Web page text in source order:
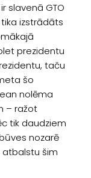
slavenā GTO
izstrādāts
prezidentu
taču
šo
nolēma
– ražot
tik daudziem
nozarē
atbalstu šim